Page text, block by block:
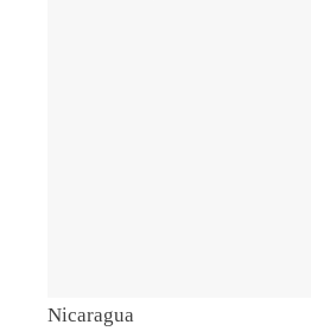
Nicaragua